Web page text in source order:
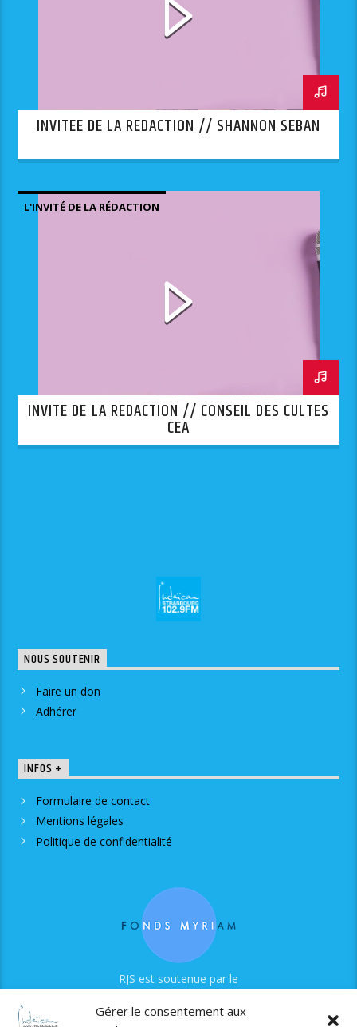
Gérer le consentement aux
INVITEE DE LA REDACTION // SHANNON SEBAN
L'INVITÉ DE LA RÉDACTION
INVITE DE LA REDACTION // CONSEIL DES CULTES
CEA
NOUS SOUTENIR
Faire un don
Adhérer
INFOS +
Formulaire de contact
Mentions légales
Politique de confidentialité
RJS est soutenue par le